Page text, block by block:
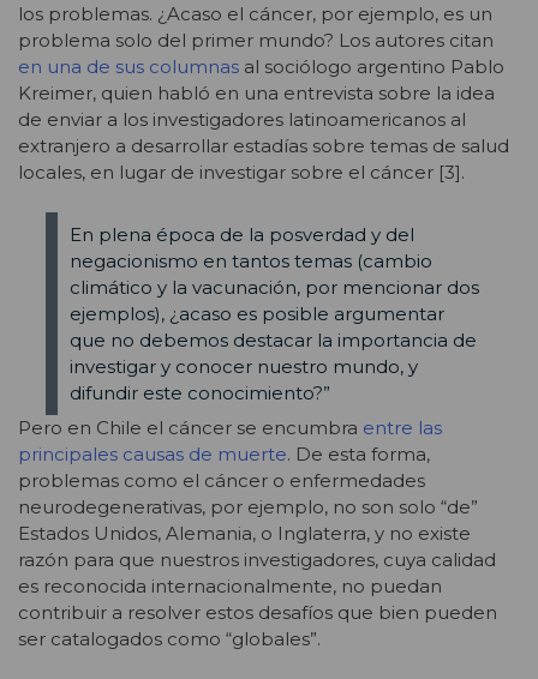
los problemas. ¿Acaso el cáncer, por ejemplo, es un
problema solo del primer mundo? Los autores citan
en una de sus columnas al sociólogo argentino Pablo
Kreimer, quien habló en una entrevista sobre la idea
de enviar a los investigadores latinoamericanos al
extranjero a desarrollar estadías sobre temas de salud
locales, en lugar de investigar sobre el cáncer [3].
En plena época de la posverdad y del
negacionismo en tantos temas (cambio
climático y la vacunación, por mencionar dos
ejemplos), ¿acaso es posible argumentar
que no debemos destacar la importancia de
investigar y conocer nuestro mundo, y
difundir este conocimiento?”
Pero en Chile el cáncer se encumbra entre las
principales causas de muerte. De esta forma,
problemas como el cáncer o enfermedades
neurodegenerativas, por ejemplo, no son solo “de”
Estados Unidos, Alemania, o Inglaterra, y no existe
razón para que nuestros investigadores, cuya calidad
es reconocida internacionalmente, no puedan
contribuir a resolver estos desafíos que bien pueden
ser catalogados como “globales”.